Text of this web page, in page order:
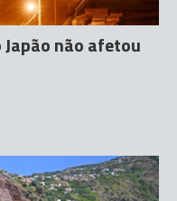
não afetou